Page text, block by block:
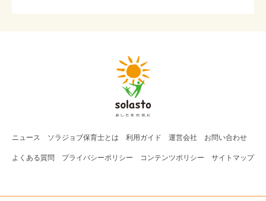
ニュース ソラジョブ保育士とは 利用ガイド 運営会社 お問い合わせ
よくある質問 プライバシーポリシー コンテンツポリシー サイトマップ